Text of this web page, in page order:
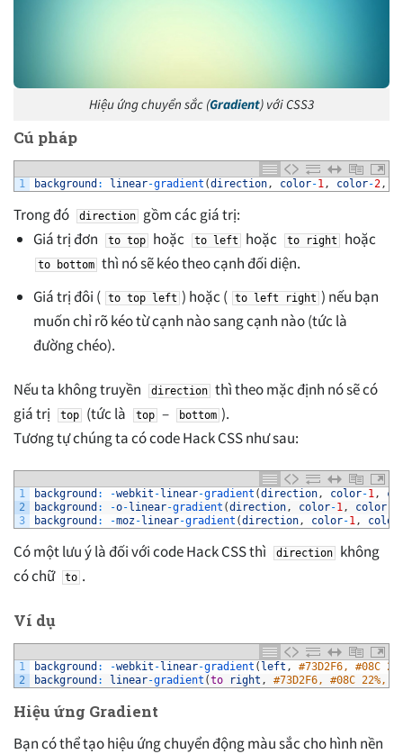
Hiệu ứng chuyển sắc (Gradient) với CSS3
Cú pháp
1 background : linear-gradient (direction, color-1, color-2,
Trong đó direction
gồm các giá trị:
Giá trị đơn
to top hoặc to left hoặc to right hoặc
to bottom thì nó sẽ kéo theo cạnh đối diện.
Giá trị đôi ( to top left ) hoặc ( to left right ) nếu bạn
muốn chỉ rõ kéo từ cạnh nào sang cạnh nào (tức là
đường chéo).
Nếu ta không truyền direction thì theo mặc định nó sẽ có
giá trị
top (tức là top – bottom ).
Tương tự chúng ta có code Hack CSS như sau:
1
2
3
background : -webkit - linear-gradient (direction, color-1,
background : -o- linear-gradient (direction, color-1, color
background : -moz- linear-gradient (direction, color-1, color
Có một lưu ý là đối với code Hack CSS thì direction
không
có chữ
to .
Ví dụ
1
2
background : -webkit - linear-gradient ( left ,
#73D2F6, #08C
background : linear-gradient (to right , #73D2F6, #08C 22%,
Hiệu ứng Gradient
Bạn có thể tạo hiệu ứng chuyển động màu sắc cho hình nền